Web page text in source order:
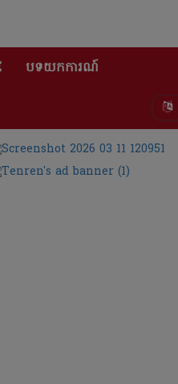
បទយកការណ៍